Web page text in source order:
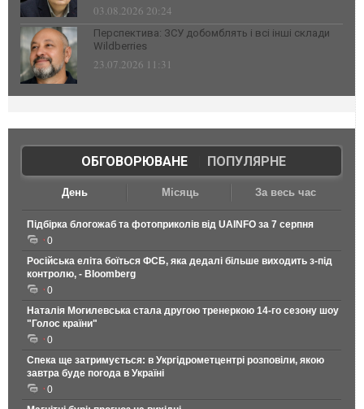
03.08.2026 20:24
Перспектива: ЗСУ добомблять і всі інші склади
Wildberries
23.07.2026 11:31
ОБГОВОРЮВАНЕ| ПОПУЛЯРНЕ
День Місяць За весь час
Підбірка блогожаб та фотоприколів від UAINFO за 7 серпня
0
Російська еліта боїться ФСБ, яка дедалі більше виходить з-під
контролю, - Bloomberg
0
Наталія Могилевська стала другою тренеркою 14-го сезону шоу
"Голос країни"
0
Спека ще затримується: в Укргідрометцентрі розповіли, якою
завтра буде погода в Україні
0